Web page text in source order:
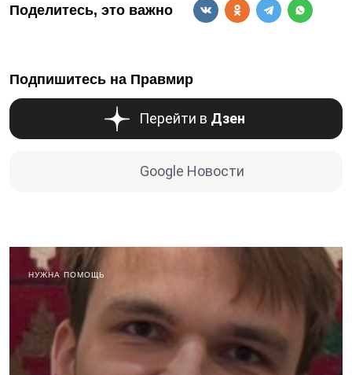
Поделитесь, это важно
Подпишитесь на Правмир
Перейти в Дзен
Google Новости
НУЖНА ПОМОЩЬ